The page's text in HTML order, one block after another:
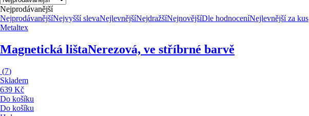
Nejprodávanější
NejprodávanějšíNejvyšší slevaNejlevnějšíNejdražšíNejnovějšíDle hodnoceníNejlevnější za kus
Metaltex
Magnetická lištaNerezová, ve stříbrné barvě
(7)
Skladem
639 Kč
Do košíku
Do košíku